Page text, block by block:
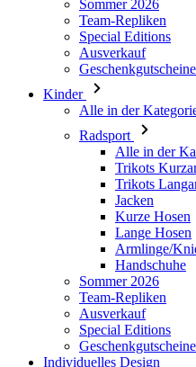
Kinder
Alle in der
Radsport
Alle in der
Trikots
Jacken
Kurze Hosen
Lange Hosen
Armlinge/
Handschuhe
Sommer 2026
Team-Repliken
Ausverkauf
Special Editions
Geschenkgutscheine
Individuelles Design
Stories
Informationen
Allgemeine
Datenschutz